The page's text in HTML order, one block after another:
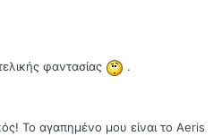
φαντασίας .
Το αγαπημένο μου είναι το Aeris